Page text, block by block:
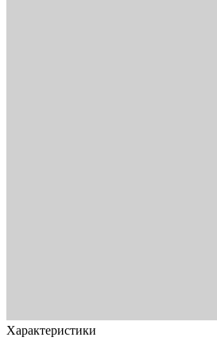
Характеристики